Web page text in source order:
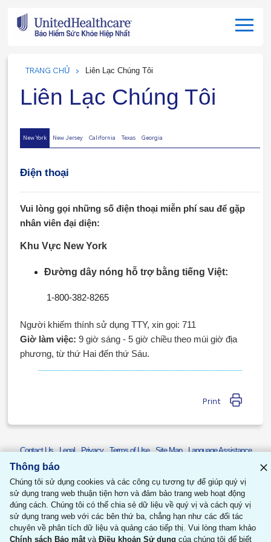
TRANG CHỦ Liên Lạc Chúng Tôi
Liên Lạc Chúng Tôi
New York New Jersey California Texas Georgia
Điện thoại
Vui lòng gọi những số điện thoại miễn phí sau để gặp
nhân viên đại diện:
Khu Vực New York
Đường dây nóng hỗ trợ bằng tiếng Việt:
1-800-382-8265
Người khiếm thính sử dụng TTY, xin gọi: 711
Giờ làm việc: 9 giờ sáng - 5 giờ chiều theo múi giờ địa
phương, từ thứ Hai đến thứ Sáu.
Print
Contact Us Legal Privacy Terms of Use Site Map
Language Assistance
Asistencia en Varios Idiomas
© 2026 United HealthCare Services, Inc.
Thông báo
Chúng tôi sử dụng cookies và các công cụ tương tự để giúp quý vị
sử dụng trang web thuận tiện hơn và đảm bảo trang web hoạt động
đúng cách. Chúng tôi có thể chia sẻ dữ liệu về quý vị và cách quý vị
sử dụng trang web với các bên thứ ba, chẳng hạn như các đối tác
chuyên về phân tích dữ liệu và quảng cáo tiếp thị. Vui lòng tham khảo
Chính sách Bảo mậtvà Điều khoản Sử dụng của chúng tôi để biết